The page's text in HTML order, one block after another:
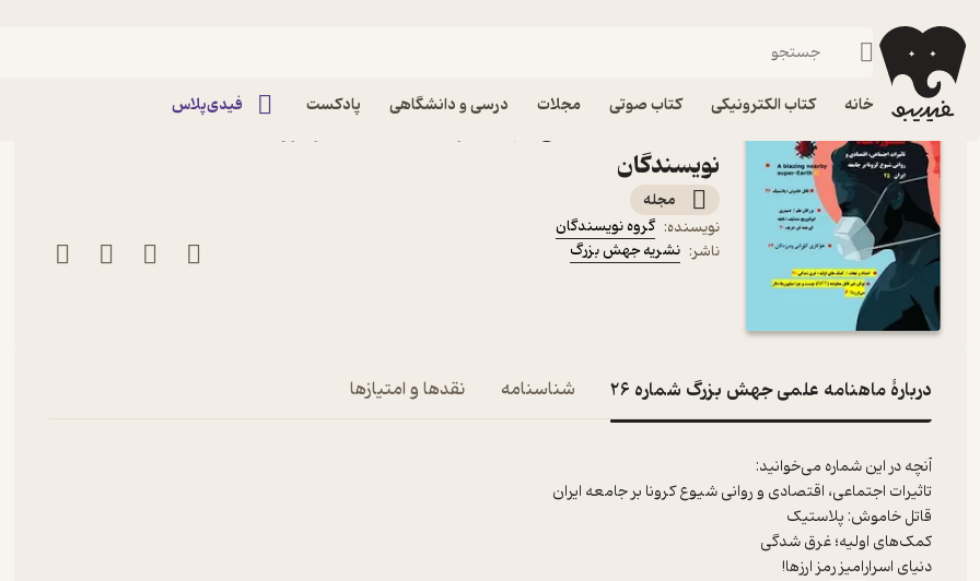
خانه کتاب الکترونیکی کتاب صوتی مجلات درسی و دانشگاهی پادکست فیدی‌پلاس
فیدیبو مجله و نشریه
نویسندگان
مجله
نویسنده: گروه نویسندگان
ناشر: نشریه جهش بزرگ
دربارۀ ماهنامه علمی جهش بزرگ شماره 26 شناسنامه نقدها و امتیازها
دنیای اسرارامیز رمز ارزها!